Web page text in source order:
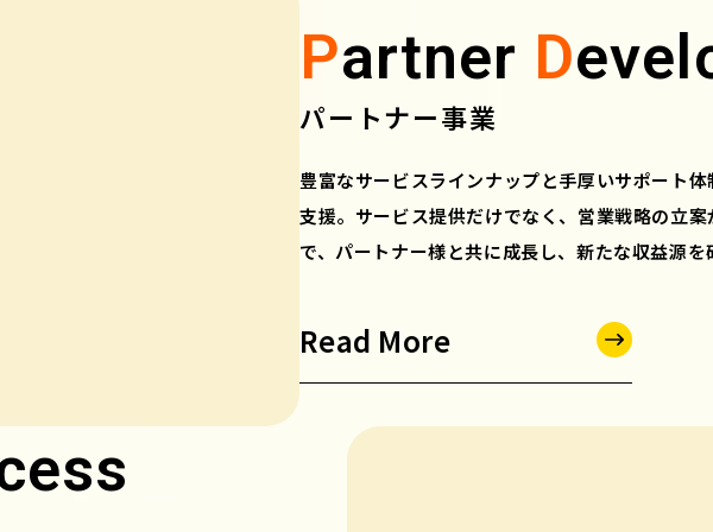
Partner D
パートナー事業
豊富なサービスラインナップと手厚いサポート体
支援。サービス提供だけでなく、営業戦略の立案
で、パートナー様と共に成長し、新たな収益源を
Read More